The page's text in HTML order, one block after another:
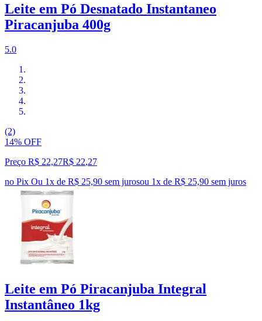
Leite em Pó Desnatado Instantaneo
Piracanjuba 400g
5.0
(2)
14% OFF
Preço R$ 22,27R$ 22,27
no Pix Ou 1x de R$ 25,90 sem jurosou 1x de R$ 25,90 sem juros
Leite em Pó Piracanjuba Integral
Instantâneo 1kg